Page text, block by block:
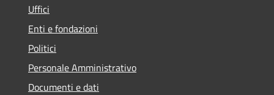
Uffici
Enti e fondazioni
Politici
Personale Amministrativo
Documenti e dati